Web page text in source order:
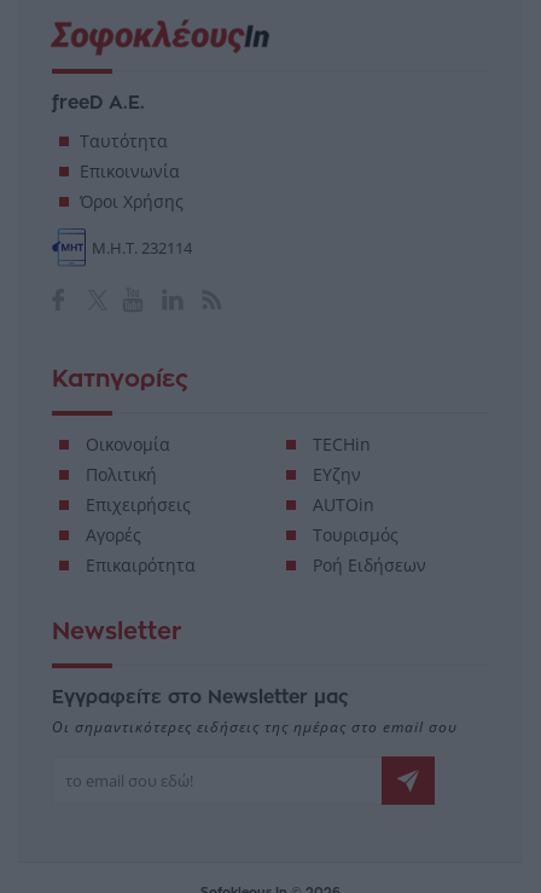
freeD Α.Ε.
Ταυτότητα
Επικοινωνία
Όροι Χρήσης
Μ.Η.Τ. 232114
Κατηγορίες
Οικονομία
Πολιτική
Επιχειρήσεις
Αγορές
Επικαιρότητα
TECHin
ΕΥζην
AUTOin
Τουρισμός
Ροή Ειδήσεων
Newsletter
Εγγραφείτε στο Newsletter μας
Οι σημαντικότερες ειδήσεις της ημέρας στο email σου